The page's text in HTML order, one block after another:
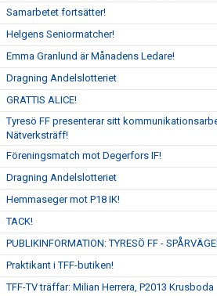
Samarbetet fortsätter!
Helgens Seniormatcher!
Emma Granlund är Månadens Ledare!
Dragning Andelslotteriet
GRATTIS ALICE!
Tyresö FF presenterar sitt
Nätverksträff!
Föreningsmatch mot Degerfors IF!
Dragning Andelslotteriet
Hemmaseger mot P18 IK!
TACK!
PUBLIKINFORMATION: TYRESÖ FF -
Praktikant i TFF-butiken!
TFF-TV träffar: Milian Herrera, P2013 Krusboda